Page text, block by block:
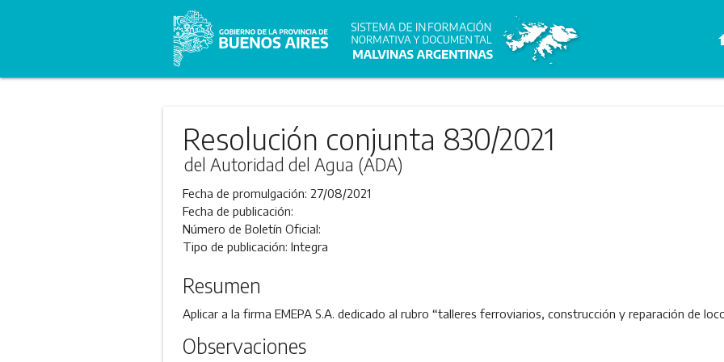
Resolución conjunta 830/2021
del Autoridad del Agua (ADA)
Fecha de promulgación: 27/08/2021
Fecha de publicación:
Número de Boletín Oficial:
Tipo de publicación: Integra
Resumen
Aplicar a la firma EMEPA S.A. dedicado al rubro “talleres ferroviarios, construcción y reparación de
Observaciones